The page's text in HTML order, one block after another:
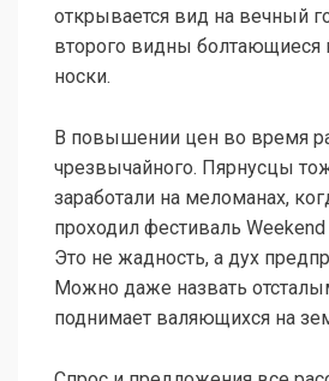
открывается вид на вечный
второго видны болтающиеся
носки.
В повышении цен во время
чрезвычайного. Пярнусцы
заработали на меломанах,
проходил фестиваль
Это не жадность, а дух
Можно даже назвать
поднимает валяющихся на